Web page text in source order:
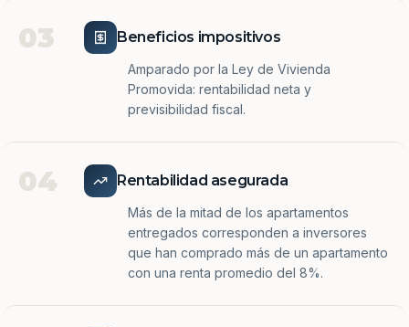
03 Beneficios impositivos
Amparado por la Ley de Vivienda
Promovida: rentabilidad neta y
previsibilidad fiscal.
04 Rentabilidad asegurada
Más de la mitad de los apartamentos
entregados corresponden a inversores
que han comprado más de un apartamento
con una renta promedio del 8%.